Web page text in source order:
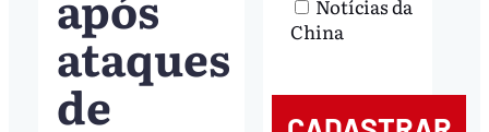
ataques
de
Notícias da
China